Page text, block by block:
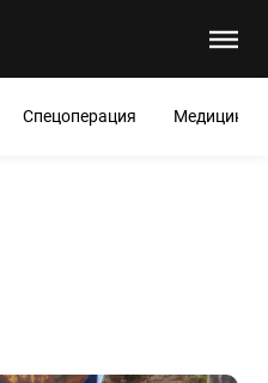
Спецоперация Медицина